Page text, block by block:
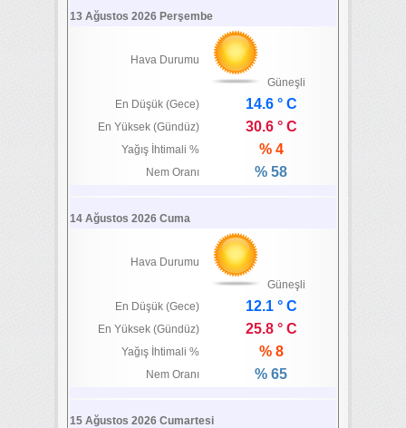
13 Ağustos 2026 Perşembe
Hava Durumu
Güneşli
En Düşük (Gece)
14.6 ° C
En Yüksek (Gündüz) 30.6 ° C
Yağış İhtimali % % 4
Nem Oranı % 58
14 Ağustos 2026 Cuma
Hava Durumu
Güneşli
En Düşük (Gece)
12.1 ° C
En Yüksek (Gündüz) 25.8 ° C
Yağış İhtimali % % 8
Nem Oranı % 65
15 Ağustos 2026 Cumartesi